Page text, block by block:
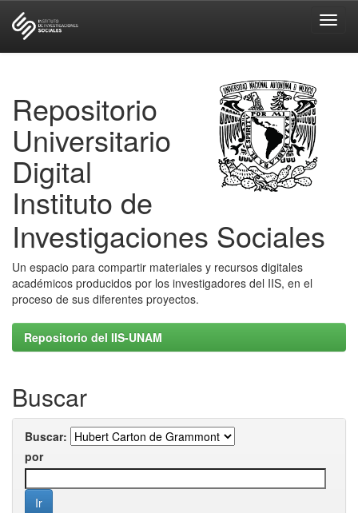
Repositorio
Universitario
Digital
Instituto de
Investigaciones Sociales
Un espacio para compartir materiales y recursos digitales
académicos producidos por los investigadores del IIS, en el
proceso de sus diferentes proyectos.
Repositorio del IIS-UNAM
Buscar
Buscar:
por